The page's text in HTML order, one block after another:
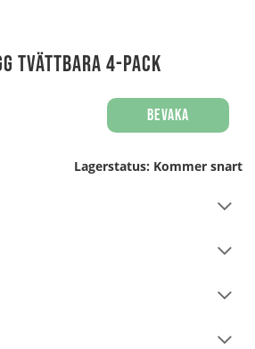
Tvättbara 4-pack
Bevaka
Lagerstatus: Kommer snart